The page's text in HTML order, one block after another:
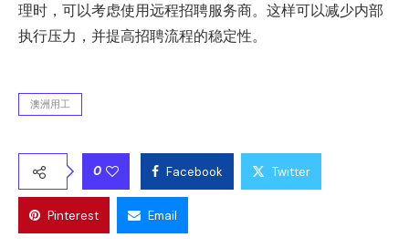
理时，可以考虑使用远程招聘服务商。这样可以减少内部
执行压力，并提高招聘流程的稳定性。
澳洲用工
0 Facebook Twitter
Pinterest Email